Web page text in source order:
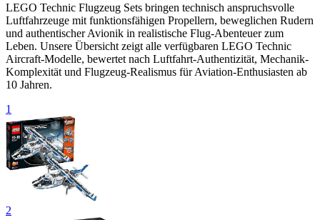
LEGO Technic Flugzeug Sets bringen technisch anspruchsvolle
Luftfahrzeuge mit funktionsfähigen Propellern, beweglichen Rudern
und authentischer Avionik in realistische Flug-Abenteuer zum
Leben. Unsere Übersicht zeigt alle verfügbaren LEGO Technic
Aircraft-Modelle, bewertet nach Luftfahrt-Authentizität, Mechanik-
Komplexität und Flugzeug-Realismus für Aviation-Enthusiasten ab
10 Jahren.
1
2